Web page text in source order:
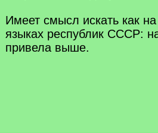
Имеет смысл искать как
языках республик СССР:
привела выше.